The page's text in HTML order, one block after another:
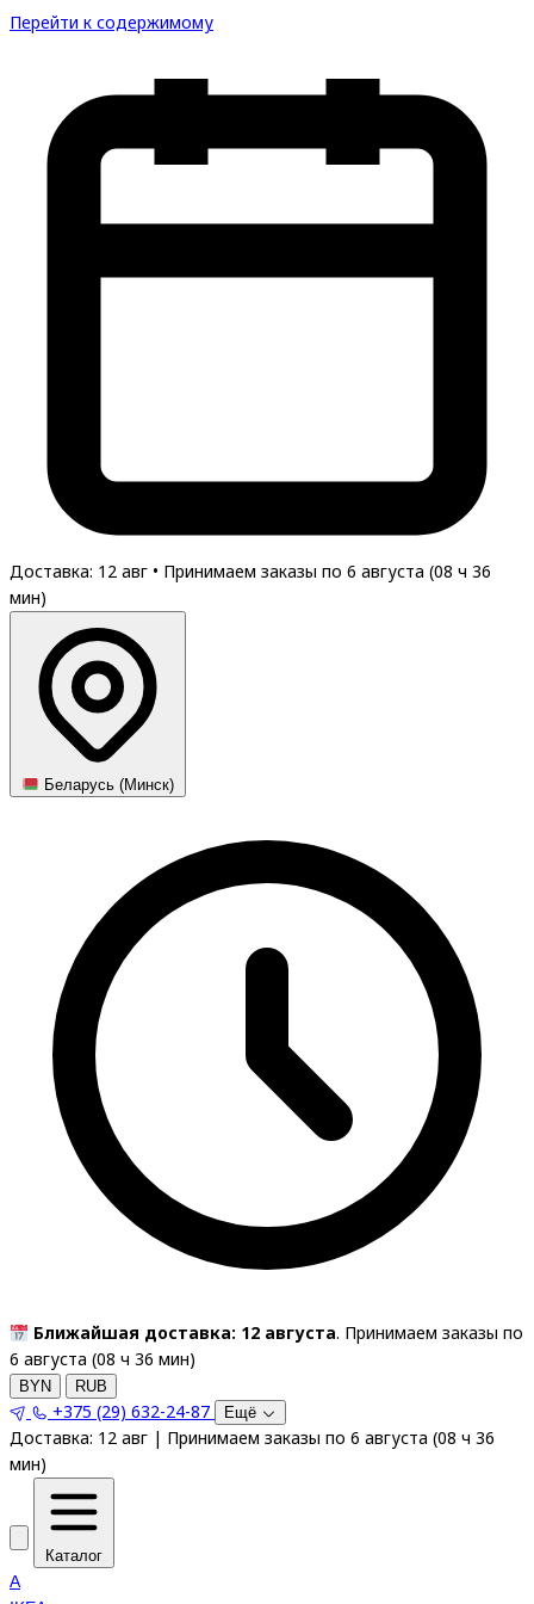
Перейти к содержимому
Доставка: 12 авг • Принимаем заказы по 6 августа (08 ч 36
мин)
Беларусь (Минск)
Ближайшая доставка: 12 августа. Принимаем заказы по
6 августа (08 ч 36 мин)
BYN RUB
+375 (29) 632-24-87 Ещё
Доставка: 12 авг | Принимаем заказы по 6 августа (08 ч 36
мин)
Каталог
A